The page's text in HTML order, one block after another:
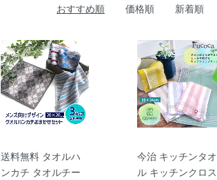
おすすめ順 価格順 新着順
送料無料 タオルハ
ンカチ タオルチー
今治 キッチンタオ
ル キッチンクロス